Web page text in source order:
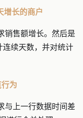
增长的商户
销售额增长。然后是
续天数，并对统计
为
与上一行数据时间差